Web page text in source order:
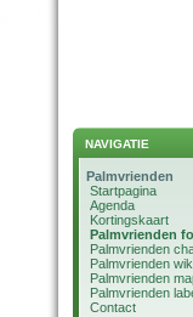
NAVIGATIE
Palmvrienden
Startpagina
Agenda
Kortingskaart
Palmvrienden
Palmvrienden
Palmvrienden
Palmvrienden
Palmvrienden
Contact